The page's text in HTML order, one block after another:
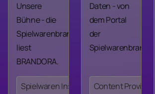
Unsere
Bühne - die
Spielwarenbranche
liest
BRANDORA.
Spielwaren Insights
Daten - von
dem Portal
der
Spielwarenbranche.
Content Providing